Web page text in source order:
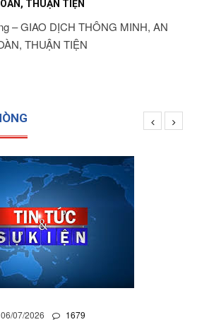
THUẬN TIỆN
– GIAO DỊCH THÔNG MINH, AN
THUẬN TIỆN
06/07/2026 1679